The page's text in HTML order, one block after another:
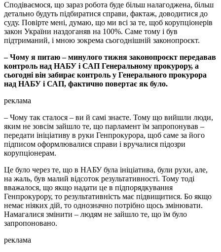
Сподіваємося, що зараз робота буде більш налагоджена, більш
детально будуть підбиратися справи, фактаж, доводитися до
суду. Повірте мені, думаю, що ми всі за те, щоб корупціонерів
закон України наздоганяв на 100%. Саме тому і був
підтриманий, і мною зокрема сьогоднішній законопроєкт.
– Чому я питаю – минулого тижня законопроєкт передавав
контроль над НАБУ і САП Генеральному прокурору, а
сьогодні він забирає контроль у Генерального прокурора
над НАБУ і САП, фактично повертає як було.
реклама
– Чому так сталося – ви й самі знаєте. Тому що вийшли люди,
яким не зовсім зайшло те, що парламент їм запропонував –
передати ініціативу в руки Генпрокурора, щоб саме за його
підписом оформлювалися справи і вручалися підозри
корупціонерам.
Це було через те, що в НАБУ була ініціатива, були рухи, але,
на жаль, був малий відсоток результативності. Тому тоді
вважалося, що якщо надати це в підпорядкування
Генпрокурору, то результативність має підвищитися. Бо якщо
немає ніяких дій, то однозначно потрібно щось змінювати.
Намагалися змінити – людям не зайшло те, що їм було
запропоновано.
реклама